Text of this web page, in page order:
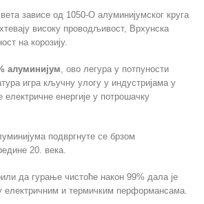
зависе од 1050-О алуминијумског круга
високу проводљивост, Врхунска
на корозију.
алуминијум , ово легура у потпуности
игра кључну улогу у индустријама у
електричне енергије у потрошачку
подвргнуте се брзом
20. века.
да гурање чистоће након 99% дала је
електричним и термичким перформансама.